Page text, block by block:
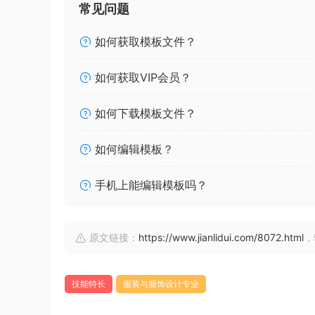
常见问题
如何获取模板文件？
如何获取VIP会员？
如何下载模板文件？
如何编辑模板？
手机上能编辑模板吗？
原文链接： https://www.jianlidui.com/8072.html
技能特长 服装与服饰设计专业